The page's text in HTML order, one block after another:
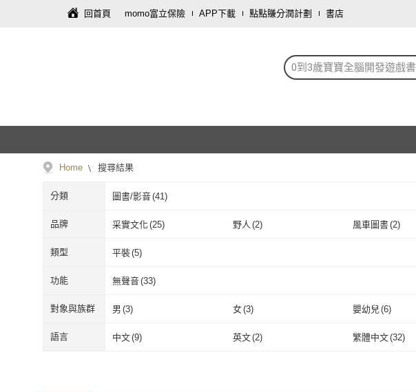
回首頁 momo富立保險 APP下載 點點賺分潤計劃 書店
0到3歲寶寶全腦開發遊戲書
Home 搜尋結果
分類 圖書/影音(41)
品牌 采實文化(25) 野人 (2) 風車圖書(2)
台灣東販
采實文化
台灣東販
類型 平裝(5)
平裝(5)
功能 無聲音(33)
無聲音
對象與族群 男 (3) 女(3) 嬰幼兒 (6)
男(3 女( 嬰幼兒
語言 中文(9) 英文(2) 繁體中文(32)